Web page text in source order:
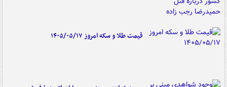
قیمت طلا و سکه امروز ۱۴۰۵/۰۵/۱۷